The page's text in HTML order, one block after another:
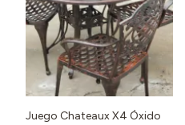
Juego Chateaux X4 Óxido